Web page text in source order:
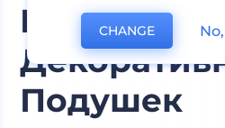
Набор
Подушек
CHANGE